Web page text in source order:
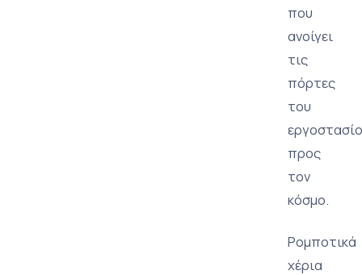
που
ανοίγει
τις
πόρτες
του
προς
τον
κόσμο.
Ρομποτικά
χέρια